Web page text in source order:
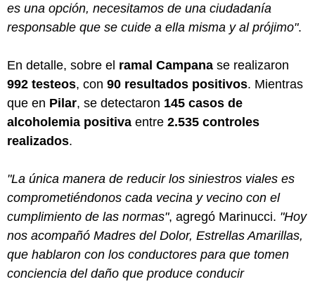
es una opción, necesitamos de una ciudadanía
responsable que se cuide a ella misma y al prójimo".
En detalle, sobre el ramal Campana se realizaron
992 testeos, con 90 resultados positivos. Mientras
que en Pilar, se detectaron 145 casos de
alcoholemia positiva entre 2.535 controles
realizados.
"La única manera de reducir los siniestros viales es
comprometiéndonos cada vecina y vecino con el
cumplimiento de las normas", agregó Marinucci. "Hoy
nos acompañó Madres del Dolor, Estrellas Amarillas,
que hablaron con los conductores para que tomen
conciencia del daño que produce conducir